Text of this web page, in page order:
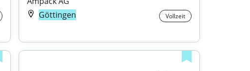
Göttingen
Vollzeit